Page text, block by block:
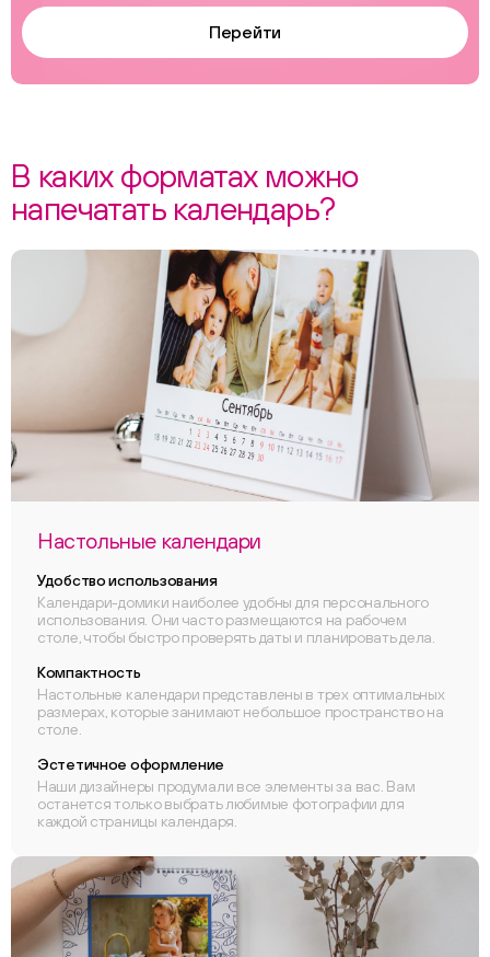
Перейти
В каких форматах можно
напечатать календарь?
Настольные календари
Удобство использования
Календари-домики наиболее удобны для персонального
использования. Они часто размещаются на рабочем
столе, чтобы быстро проверять даты и планировать дела.
Компактность
Настольные календари представлены в трех оптимальных
размерах, которые занимают небольшое пространство на
столе.
Эстетичное оформление
Наши дизайнеры продумали все элементы за вас. Вам
останется только выбрать любимые фотографии для
каждой страницы календаря.